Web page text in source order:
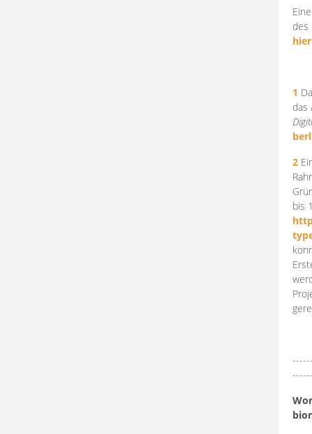
des
hier
1
das
2
bis